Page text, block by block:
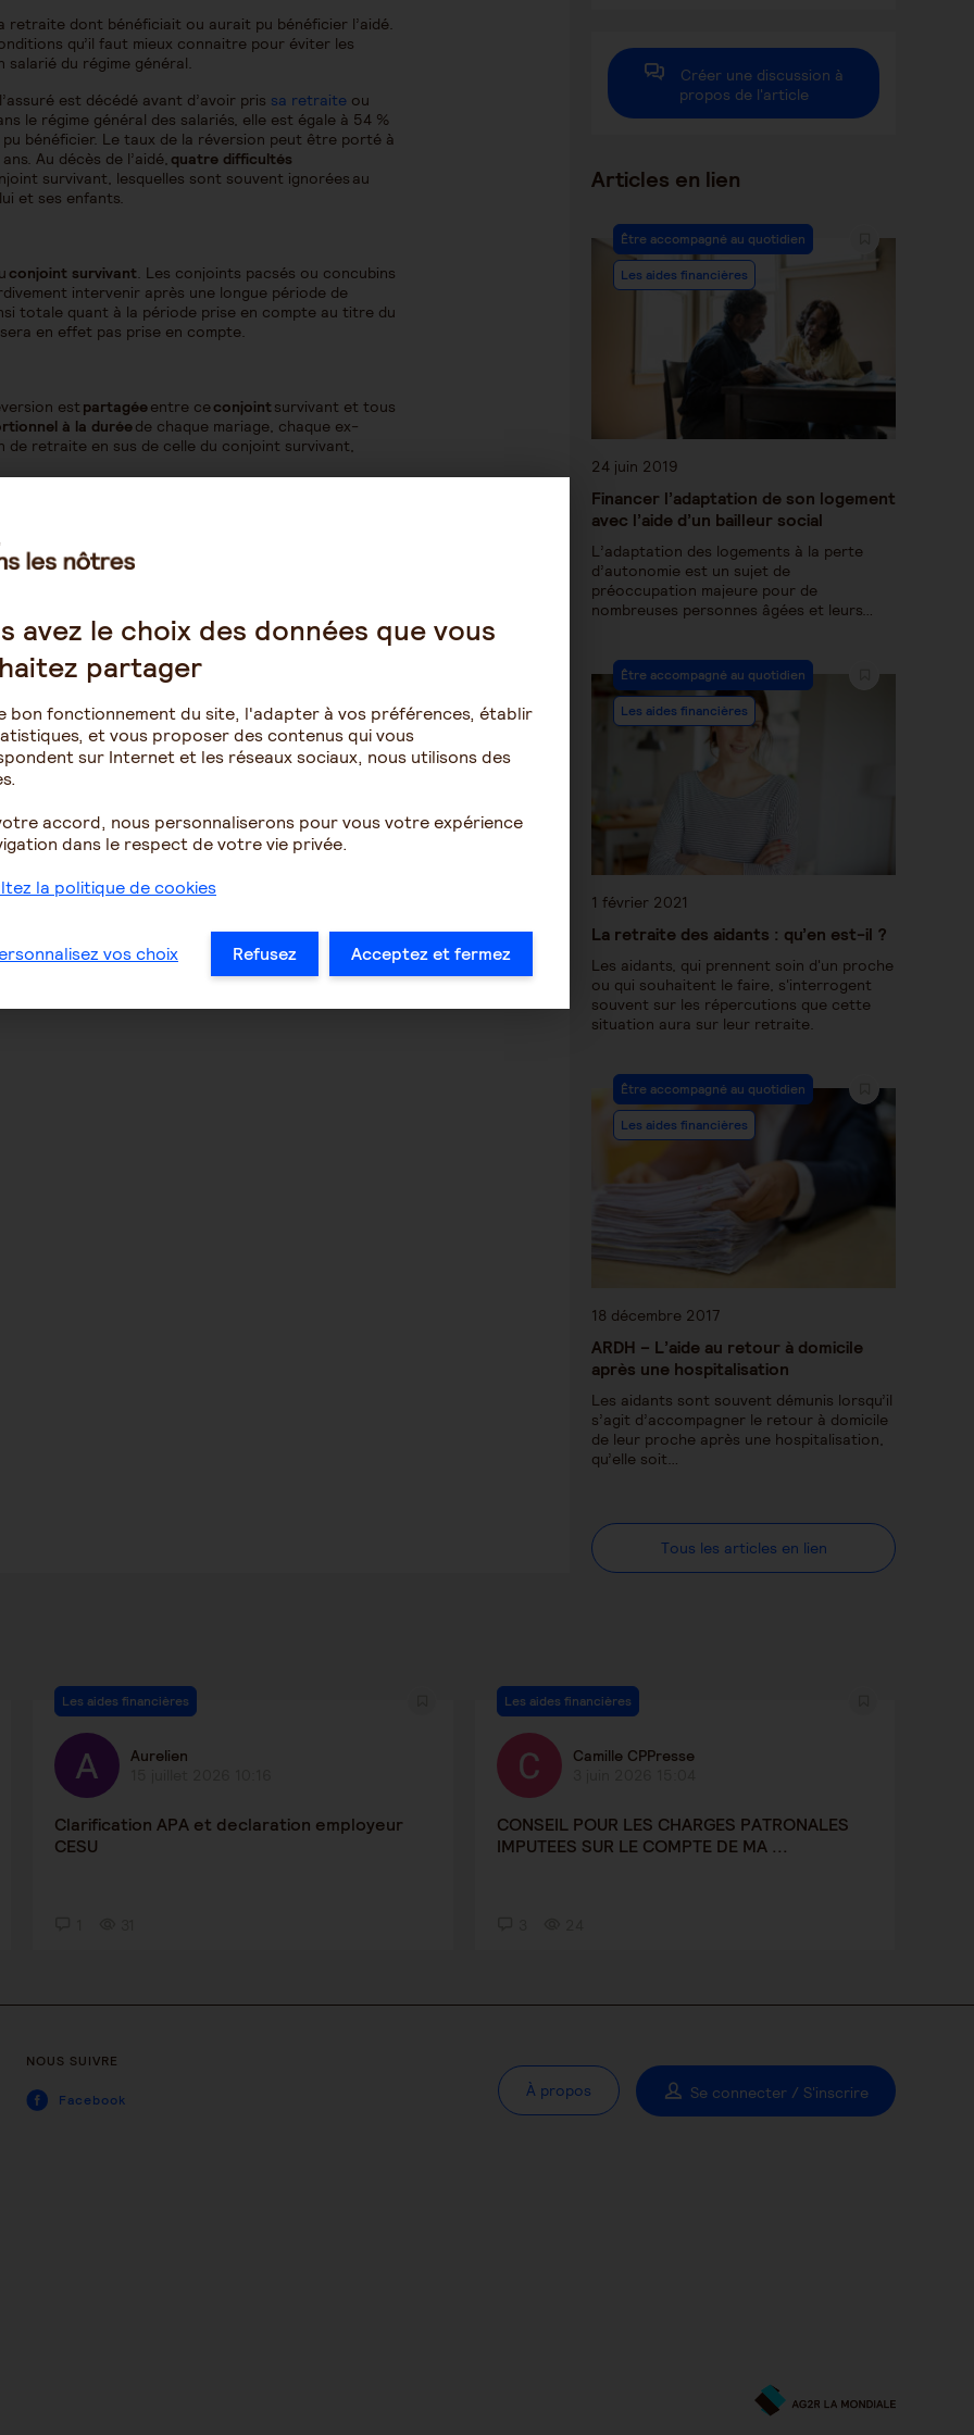
dont bénéficiait ou aurait pu bénéficier l’aidé.
qu’il faut mieux connaitre pour éviter les
salarié du régime général.
est décédé avant d’avoir pris sa retraite ou
le régime général des salariés, elle est égale à 54 %
bénéficier. Le taux de la réversion peut être porté à
Au décès de l’aidé, quatre difficultés
survivant, lesquelles sont souvent ignorées au
et ses enfants.
conjoint survivant. Les conjoints pacsés ou concubins
intervenir après une longue période de
totale quant à la période prise en compte au titre du
en effet pas prise en compte.
est partagéeentre ceconjointsurvivant et tous
à la duréede chaque mariage, chaque ex-
retraite en sus de celle du conjoint survivant,
ou a disparu avant le 1
annuelles du conjoint survivant ne doivent pas
, et de s’il vit
pour enfants) dépasse le plafond de
réduite en conséquence. La pension de réversion
à 54 % de la moitié du plafond de la Sécurité
de ce qu’il espérait, en totalité ou en partie. Le
n’a pas atteint l’âge de 51 ou 55 ans minimum le
la moindre pension de réversion au décès de l’aidé.
s’il n’en dispose pas d’autres par ailleurs,
des revenus immobiliers ni financiers.
Créer une discussion à
propos de l'article
Articles en lien
Être accompagné au quotidien
Les aides financières
24 juin 2019
Financer l’adaptation de son logement
avec l’aide d’un bailleur social
L’adaptation des logements à la perte
d’autonomie est un sujet de
préoccupation majeure pour de
nombreuses personnes âgées et leurs…
Être accompagné au quotidien
Les aides financières
1 février 2021
La retraite des aidants : qu’en est-il ?
Les aidants, qui prennent soin d'un proche
ou qui souhaitent le faire, s'interrogent
souvent sur les répercutions que cette
situation aura sur leur retraite.
Être accompagné au quotidien
Les aides financières
18 décembre 2017
ARDH – L’aide au retour à domicile
après une hospitalisation
Les aidants sont souvent démunis lorsqu’il
s’agit d’accompagner le retour à domicile
de leur proche après une hospitalisation,
qu’elle soit…
Tous les articles en lien
Les aides financières
Aurelien
Clarification APA et declaration employeur
CESU
Les aides financières
Camille CPPresse
CONSEIL POUR LES CHARGES PATRONALES
IMPUTEES SUR LE COMPTE DE MA ...
NOUS SUIVRE
Facebook À propos Se connecter / S'inscrire
avez le choix des données que vous
partager
bon fonctionnement du site, l'adapter à vos préférences, établir
et vous proposer des contenus qui vous
sur Internet et les réseaux sociaux, nous utilisons des
accord, nous personnaliserons pour vous votre expérience
dans le respect de votre vie privée.
la politique de cookies
vos choix Refusez Acceptez et fermez